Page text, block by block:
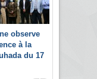
observe
à la
du 17